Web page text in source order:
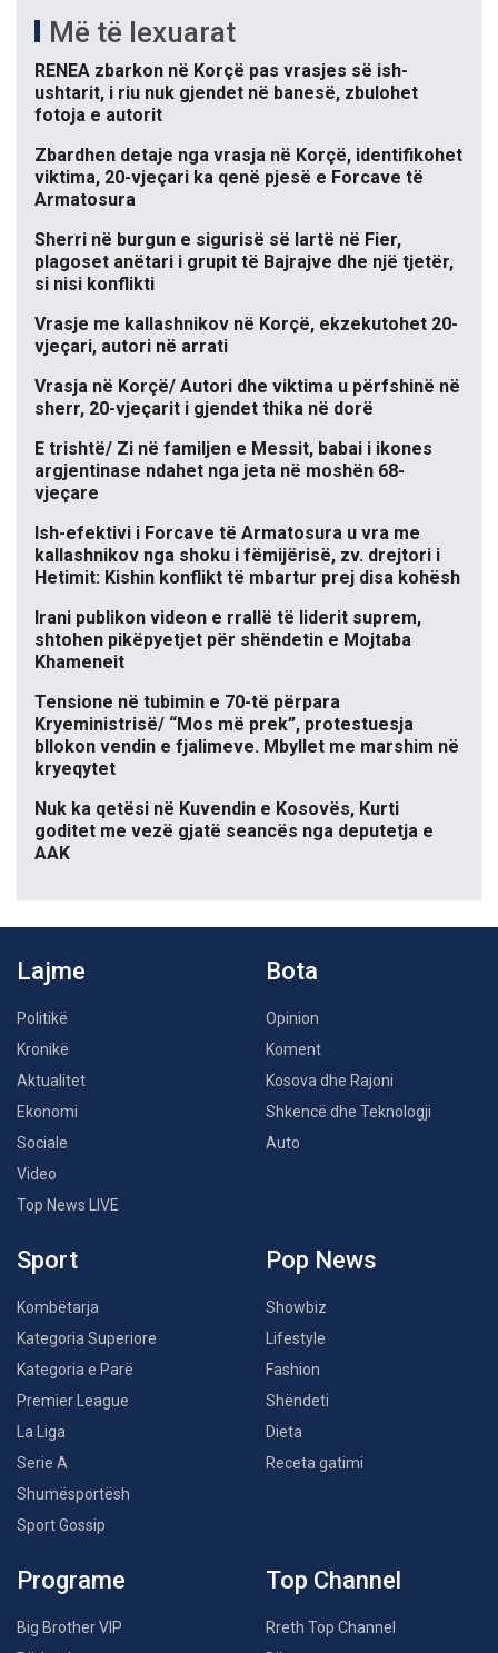
Më të lexuarat
RENEA zbarkon në Korçë pas vrasjes së ish-
ushtarit, i riu nuk gjendet në banesë, zbulohet
fotoja e autorit
Zbardhen detaje nga vrasja në Korçë, identifikohet
viktima, 20-vjeçari ka qenë pjesë e Forcave të
Armatosura
Sherri në burgun e sigurisë së lartë në Fier,
plagoset anëtari i grupit të Bajrajve dhe një tjetër,
si nisi konflikti
Vrasje me kallashnikov në Korçë, ekzekutohet 20-
vjeçari, autori në arrati
Vrasja në Korçë/ Autori dhe viktima u përfshinë në
sherr, 20-vjeçarit i gjendet thika në dorë
E trishtë/ Zi në familjen e Messit, babai i ikones
argjentinase ndahet nga jeta në moshën 68-
vjeçare
Ish-efektivi i Forcave të Armatosura u vra me
kallashnikov nga shoku i fëmijërisë, zv. drejtori i
Hetimit: Kishin konflikt të mbartur prej disa kohësh
Irani publikon videon e rrallë të liderit suprem,
shtohen pikëpyetjet për shëndetin e Mojtaba
Khameneit
Tensione në tubimin e 70-të përpara
Kryeministrisë/ “Mos më prek”, protestuesja
bllokon vendin e fjalimeve. Mbyllet me marshim në
kryeqytet
Nuk ka qetësi në Kuvendin e Kosovës, Kurti
goditet me vezë gjatë seancës nga deputetja e
AAK
Lajme
Politikë
Kronikë
Aktualitet
Ekonomi
Sociale
Video
Top News LIVE
Bota
Opinion
Koment
Kosova dhe Rajoni
Shkencë dhe Teknologji
Auto
Sport
Kombëtarja
Kategoria Superiore
Kategoria e Parë
Premier League
La Liga
Serie A
Shumësportësh
Sport Gossip
Pop News
Showbiz
Lifestyle
Fashion
Shëndeti
Dieta
Receta gatimi
Programe
Big Brother VIP
Top Channel
Rreth Top Channel